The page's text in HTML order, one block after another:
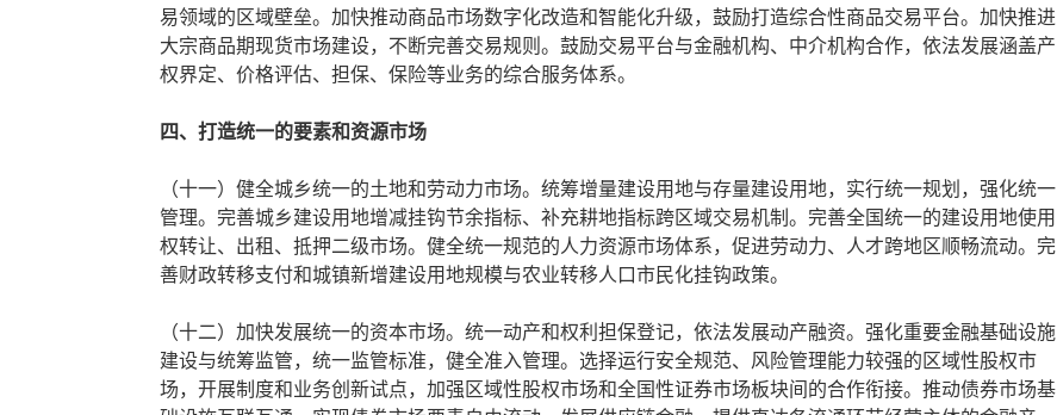
易领域的区域壁垒。加快推动商品市场数字化改造和智能化升级，鼓励打造综合性商品交易平台。加快推进
大宗商品期现货市场建设，不断完善交易规则。鼓励交易平台与金融机构、中介机构合作，依法发展涵盖产
权界定、价格评估、担保、保险等业务的综合服务体系。
四、打造统一的要素和资源市场
（十一）健全城乡统一的土地和劳动力市场。统筹增量建设用地与存量建设用地，实行统一规划，强化统一
管理。完善城乡建设用地增减挂钩节余指标、补充耕地指标跨区域交易机制。完善全国统一的建设用地使用
权转让、出租、抵押二级市场。健全统一规范的人力资源市场体系，促进劳动力、人才跨地区顺畅流动。完
善财政转移支付和城镇新增建设用地规模与农业转移人口市民化挂钩政策。
（十二）加快发展统一的资本市场。统一动产和权利担保登记，依法发展动产融资。强化重要金融基础设施
建设与统筹监管，统一监管标准，健全准入管理。选择运行安全规范、风险管理能力较强的区域性股权市
场，开展制度和业务创新试点，加强区域性股权市场和全国性证券市场板块间的合作衔接。推动债券市场基